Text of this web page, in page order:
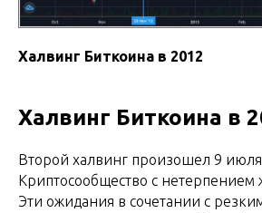
Халвинг Биткоина в 2012
Халвинг Биткоина в
Второй халвинг произошел 9 июля
Криптосообщество с нетерпением
Эти ожидания в сочетании с